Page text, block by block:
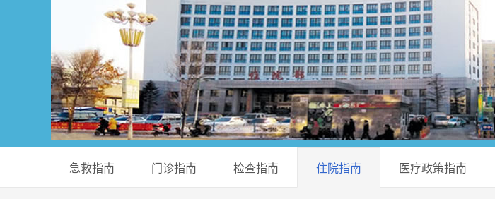
急救指南 门诊指南 检查指南 住院指南 医疗政策指南